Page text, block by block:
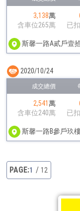
3,138萬
含車位265萬
已
斯馨一路A貳戶壹
2,541萬
含車位240萬
已
斯馨一路B參戶玖
2020/10/24
1 12